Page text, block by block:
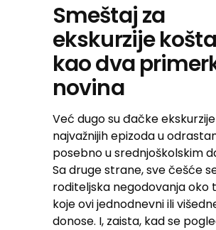
Smeštaj za
ekskurzije
kao dva
novina
Već dugo su đačke
najvažnijih epizoda u
posebno u srednjoškolskim
Sa druge strane, sve češće
roditeljska negodovanja oko
koje ovi jednodnevni ili
donose. I, zaista, kad se